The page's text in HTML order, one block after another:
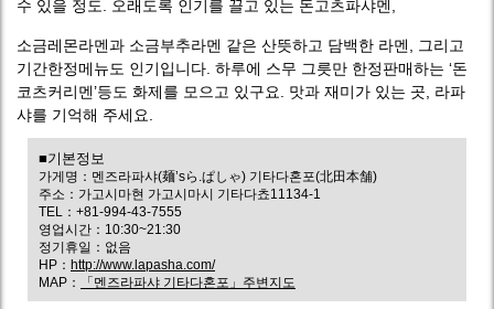
수 있을 정도. 오래도록 인기를 끌고 있는 돈고츠파샤멘,
소금레몬라멘과 소금부추라멘 같은 산뜻하고 담백한 라멘, 그리고
기간한정메뉴도 인기입니다. 하루에 스무 그릇만 한정판매하는 ‘돈
코츠커리멘’등도 화제를 모으고 있구요. 맛과 재미가 있는 곳, 라파
샤를 기억해 주세요.
■기본정보
가게명：멘즈라파샤(麺’sら.ぱしゃ) 기타다혼포(北田本舗)
주소：가고시마현 가고시마시 기타다쵸11134-1
TEL：+81-994-43-7555
영업시간：10:30~21:30
정기휴일：없음
HP： http://www.lapasha.com/
MAP：
「멘즈라파샤 기타다혼포」주변지도